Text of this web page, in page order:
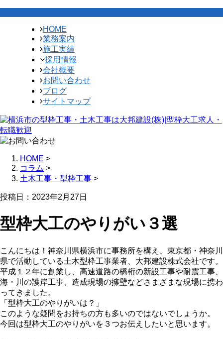
HOME
業務案内
施工実績
採用情報
会社概要
お問い合わせ
ブログ
サイトマップ
HOME >
コラム >
土木工事・型枠工事 >
投稿日：2023年2月27日
型枠大工のやりがい３選
こんにちは！神奈川県横浜市に事務所を構え、東京都・神奈川
県で活動している土木型枠工事業者、大邦建設株式会社です。
平成１２年に創業し、高速道路の橋桁の新設工事や耐震工事、
海・川の護岸工事、造成現場の擁壁などさまざまな現場に携わ
ってきました。
「型枠大工のやりがいは？」
このような疑問をお持ちの方も多いのではないでしょうか。
今回は型枠大工のやりがいを３つお伝えしたいと思います。